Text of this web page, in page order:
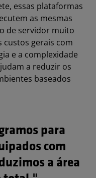
essas plataformas
as mesmas
de servidor muito
gerais com
e a complexidade
a reduzir os
baseados
para
com
a área